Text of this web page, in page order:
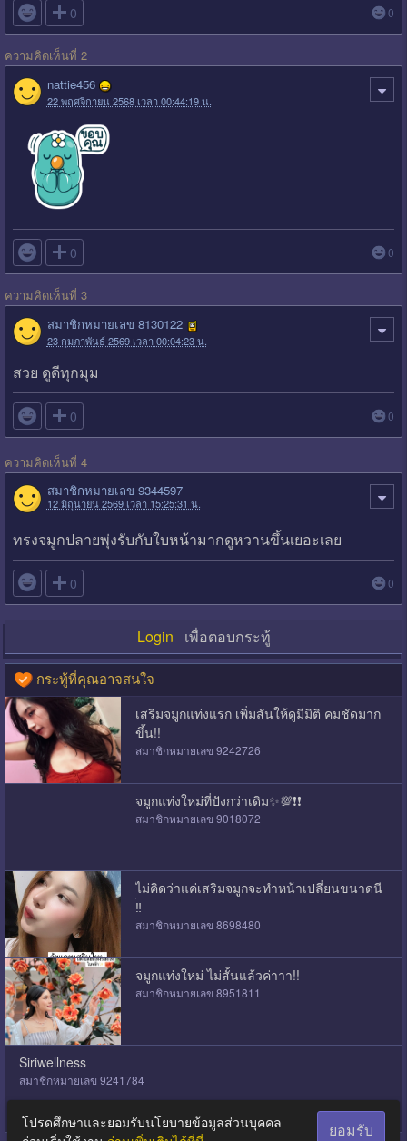
 0 0
ความคิดเห็นที่ 2
nattie456
22 พฤศจิกายน 2568 เวลา 00:44:19 น.
 0 0
ความคิดเห็นที่ 3
สมาชิกหมายเลข 8130122
23 กุมภาพันธ์ 2569 เวลา 00:04:23 น.
สวย ดูดีทุกมุม
 0 0
ความคิดเห็นที่ 4
สมาชิกหมายเลข 9344597
12 มิถุนายน 2569 เวลา 15:25:31 น.
ทรงจมูกปลายพุ่งรับกับใบหน้ามากดูหวานขึ้นเยอะเลย
 0 0
Login เพื่อตอบกระทู้
กระทู้ที่คุณอาจสนใจ
เสริมจมูกแท่งแรก เพิ่มสันให้ดูมีมิติ คมชัดมาก
ขึ้น!!
สมาชิกหมายเลข 9242726
จมูกแท่งใหม่ที่ปังกว่าเดิม✨💯❗️❗️
สมาชิกหมายเลข 9018072
ไม่คิดว่าแค่เสริมจมูกจะทำหน้าเปลี่ยนขนาดนี
้‼️
สมาชิกหมายเลข 8698480
จมูกแท่งใหม่ ไม่สั้นแล้วค่าาา!!
สมาชิกหมายเลข 8951811
Siriwellness
สมาชิกหมายเลข 9241784
โปรดศึกษาและยอมรับนโยบายข้อมูลส่วนบุคคล
ยอมรับ